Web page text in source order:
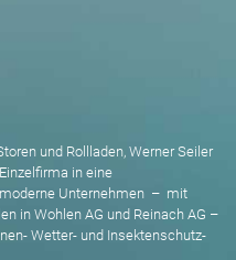
und Rollladen, Werner Seiler
in eine
Unternehmen – mit
in Wohlen AG und Reinach AG –
Wetter- und Insektenschutz-